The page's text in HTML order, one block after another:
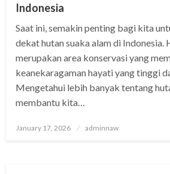
Indonesia
Saat ini, semakin penting bagi kita
dekat hutan suaka alam di Indonesia.
merupakan area konservasi yang
keanekaragaman hayati yang tinggi
Mengetahui lebih banyak tentang
membantu kita…
Posted
January 17, 2026 adminnaw